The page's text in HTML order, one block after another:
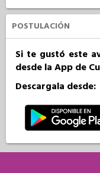
POSTULACIÓN
Si te gustó este
desde la App de
Descargala desde: